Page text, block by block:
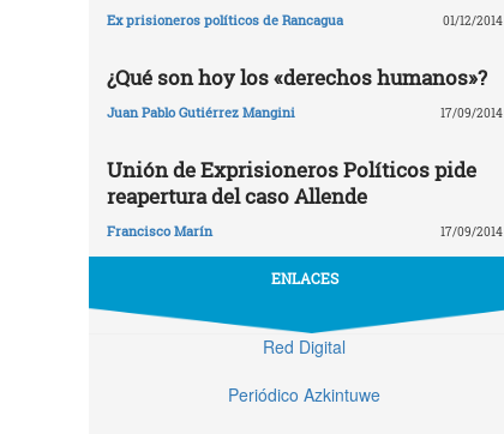
Ex prisioneros políticos de Rancagua 01/12/2014
¿Qué son hoy los «derechos humanos»?
Juan Pablo Gutiérrez Mangini 17/09/2014
Unión de Exprisioneros Políticos pide
reapertura del caso Allende
Francisco Marín 17/09/2014
ENLACES
Red Digital
Periódico Azkintuwe